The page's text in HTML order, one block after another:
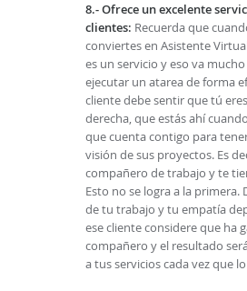
8.- Ofrece un excelente
clientes: Recuerda que
conviertes en Asistente
es un servicio y eso va
ejecutar un atarea de forma
cliente debe sentir que tú
derecha, que estás ahí
que cuenta contigo para
visión de sus proyectos. Es
compañero de trabajo y te
Esto no se logra a la primera.
de tu trabajo y tu empatía
ese cliente considere que ha
compañero y el resultado
a tus servicios cada vez que